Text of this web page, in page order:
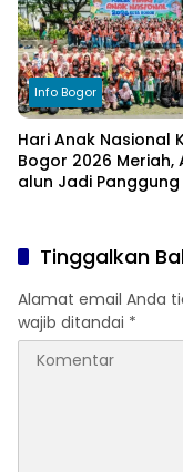
Info Bogor
Hari Anak Nasional
Bogor 2026 Meriah,
alun Jadi Panggung
Tinggalkan
Alamat email Anda
wajib ditandai *